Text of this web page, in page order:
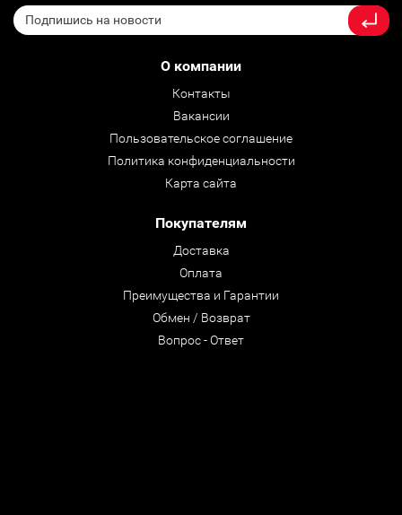
О компании
Контакты
Вакансии
Пользовательское соглашение
Политика конфиденциальности
Карта сайта
Покупателям
Доставка
Оплата
Преимущества и Гарантии
Обмен / Возврат
Вопрос - Ответ